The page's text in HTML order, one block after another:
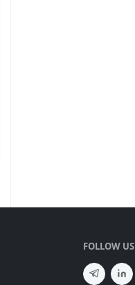
FOLLOW US